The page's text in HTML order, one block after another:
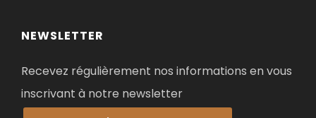
NEWSLETTER
Recevez régulièrement nos informations en vous
inscrivant à notre newsletter